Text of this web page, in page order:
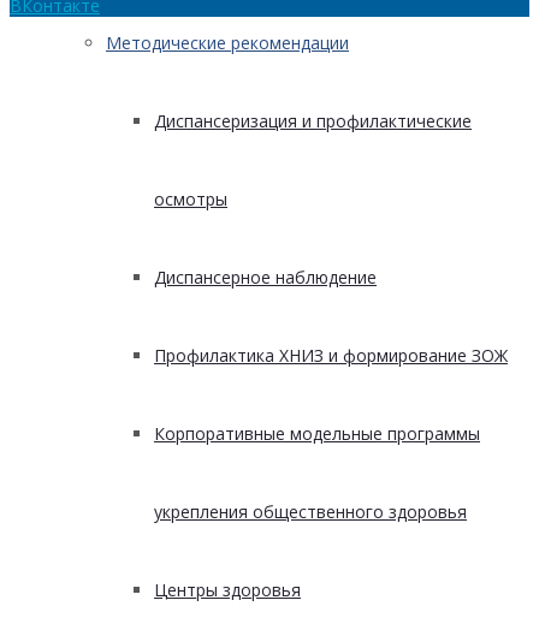
Методические рекомендации
Диспансеризация и профилактические
осмотры
Диспансерное наблюдение
Профилактика ХНИЗ и формирование ЗОЖ
Корпоративные модельные программы
укрепления общественного здоровья
Центры здоровья
ВКонтакте